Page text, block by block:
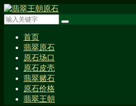
首页
翡翠原石
原石场口
原石皮壳
翡翠赌石
原石价格
翡翠王朝